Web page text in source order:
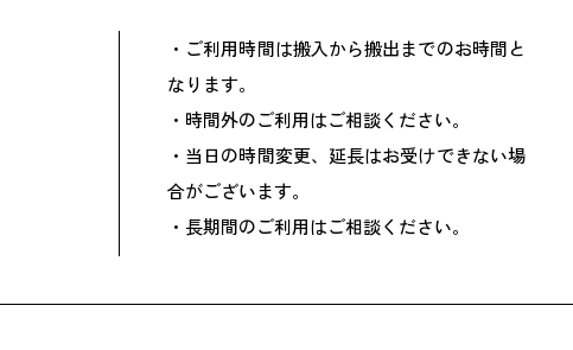
・ご利用時間は搬入から搬出までのお時間と
なります。
・時間外のご利用はご相談ください。
・当日の時間変更、延長はお受けできない場
合がございます。
・長期間のご利用はご相談ください。